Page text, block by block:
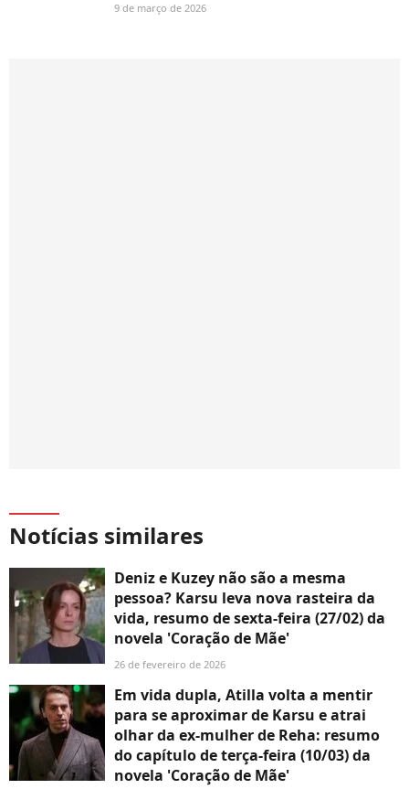
9 de março de 2026
Notícias similares
Deniz e Kuzey não são a mesma
pessoa? Karsu leva nova rasteira da
vida, resumo de sexta-feira (27/02) da
novela 'Coração de Mãe'
26 de fevereiro de 2026
Em vida dupla, Atilla volta a mentir
para se aproximar de Karsu e atrai
olhar da ex-mulher de Reha: resumo
do capítulo de terça-feira (10/03) da
novela 'Coração de Mãe'